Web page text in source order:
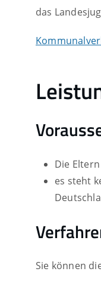
das
Die
es steht
Sie können